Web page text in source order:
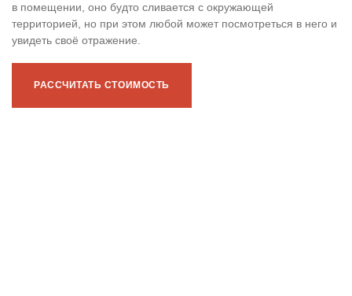
в помещении, оно будто сливается с окружающей
территорией, но при этом любой может посмотреться в него и
увидеть своё отражение.
РАССЧИТАТЬ СТОИМОСТЬ